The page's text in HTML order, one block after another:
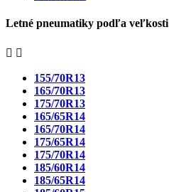
Letné pneumatiky podľa veľkosti
 
155/70R13
165/70R13
175/70R13
165/65R14
165/70R14
175/65R14
175/70R14
185/60R14
185/65R14